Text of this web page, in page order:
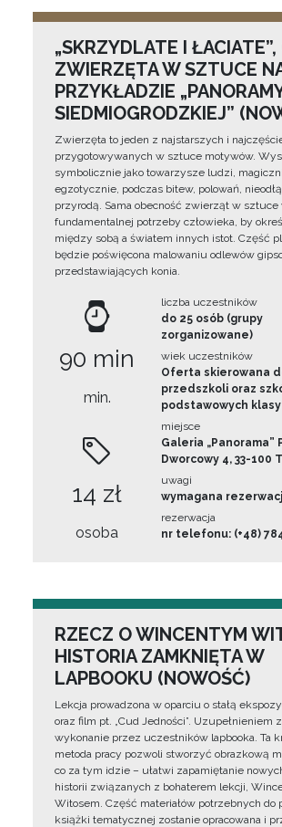
„SKRZYDLATE I
ZWIERZĘTA W SZTUCE
PRZYKŁADZIE
SIEDMIOGRODZKIEJ”
Zwierzęta to jeden z najstarszych i
przygotowywanych w sztuce motywów.
symbolicznie jako towarzysze ludzi,
egzotycznie, podczas bitew, polowań,
przyrodą. Sama obecność zwierząt w sztuce
fundamentalnej potrzeby człowieka, by
między sobą a światem innych istot. Część
będzie poświęcona malowaniu odlewów
przedstawiających konia.
90 min
min.
14 zł
osoba
liczba uczestników
do 25 osób (grupy
zorganizowane)
wiek uczestników
Oferta skierowana
przedszkoli oraz
podstawowych
miejsce
Galeria „Panorama”
Dworcowy 4, 33-100
uwagi
wymagana
rezerwacja
nr telefonu: (+48)
RZECZ O WINCENTYM
HISTORIA ZAMKNIĘTA W
LAPBOOKU (NOWOŚĆ)
Lekcja prowadzona w oparciu o stałą
oraz film pt. „Cud Jedności”. Uzupełnieniem
wykonanie przez uczestników lapbooka. Ta
metoda pracy pozwoli stworzyć obrazkową
co za tym idzie – ułatwi zapamiętanie
historii związanych z bohaterem lekcji,
Witosem. Część materiałów potrzebnych do
książki tematycznej zostanie opracowana i